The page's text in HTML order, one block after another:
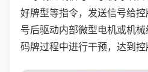
好牌型等指令，发送信号给
号后驱动内部微型电机或机械
码牌过程中进行干预，达到控